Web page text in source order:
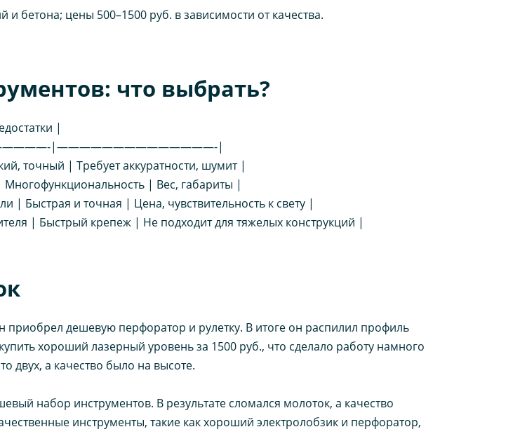
бетона; цены 500–1500 руб. в зависимости от качества.
что выбрать?
|
|——————————————-|
точный | Требует аккуратности, шумит |
| Вес, габариты |
| Быстрая и точная | Цена, чувствительность к свету |
| Быстрый крепеж | Не подходит для тяжелых конструкций |
дешевую перфоратор и рулетку. В итоге он распилил профиль
хороший лазерный уровень за 1500 руб., что сделало работу намного
двух, а качество было на высоте.
набор инструментов. В результате сломался молоток, а качество
инструменты, такие как хороший электролобзик и перфоратор,